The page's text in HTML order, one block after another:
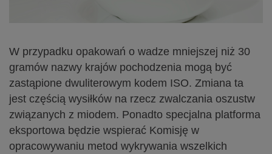
W przypadku opakowań o wadze mniejszej niż 30
gramów nazwy krajów pochodzenia mogą być
zastąpione dwuliterowym kodem ISO. Zmiana ta
jest częścią wysiłków na rzecz zwalczania oszustw
związanych z miodem. Ponadto specjalna platforma
eksportowa będzie wspierać Komisję w
opracowywaniu metod wykrywania wszelkich